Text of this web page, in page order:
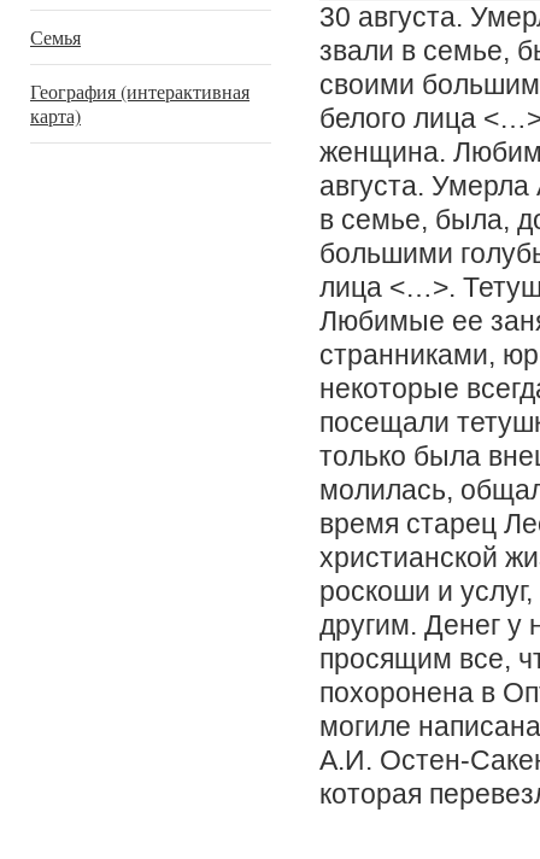
Семья
География (интерактивная
карта)
30 августа.
звали в семье,
своими
белого лица
женщина.
августа.
в семье, была,
большими
лица <…>.
Любимые ее
странниками,
некоторые
посещали
только была
молилась,
время старец
христианской
роскоши и
другим. Денег у
просящим все,
похоронена в
могиле
А.И. Остен-
которая